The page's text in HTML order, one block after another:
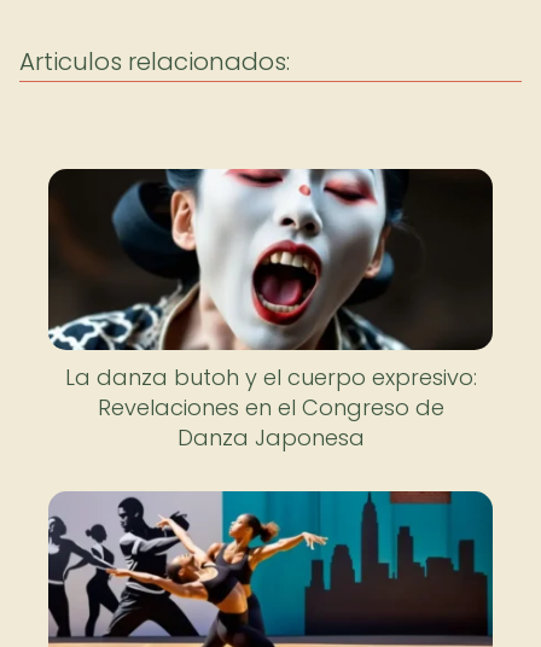
Articulos relacionados:
La danza butoh y el cuerpo expresivo:
Revelaciones en el Congreso de
Danza Japonesa